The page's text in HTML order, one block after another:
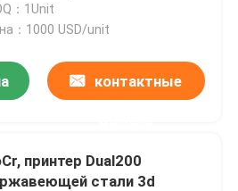
：1Unit
：1000 USD/unit
контактные
принтер Dual200
стали 3d